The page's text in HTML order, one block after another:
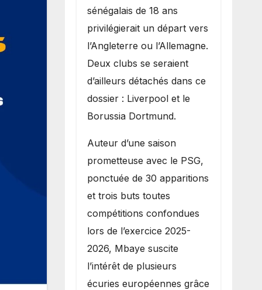
sénégalais de 18 ans
privilégierait un départ vers
l’Angleterre ou l’Allemagne.
Deux clubs se seraient
d’ailleurs détachés dans ce
dossier : Liverpool et le
Borussia Dortmund.
Auteur d’une saison
prometteuse avec le PSG,
ponctuée de 30 apparitions
et trois buts toutes
compétitions confondues
lors de l’exercice 2025-
2026, Mbaye suscite
l’intérêt de plusieurs
écuries européennes grâce